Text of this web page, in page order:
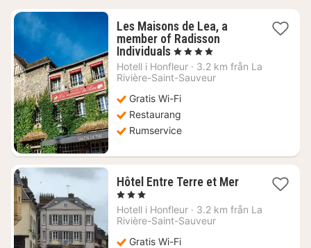
Les Maisons de Lea, a
member of Radisson
Individuals1
natt
från
kr.
, 4 Stjärnor
Hotell i Honfleur · 3.2 km från La
Rivière-Saint-Sauveur
Gratis Wi-Fi
Restaurang
Rumservice
Hôtel Entre Terre et Mer1
från
, 3 Stjärnor
Hotell i Honfleur · 3.2 km från La
Rivière-Saint-Sauveur
Gratis Wi-Fi